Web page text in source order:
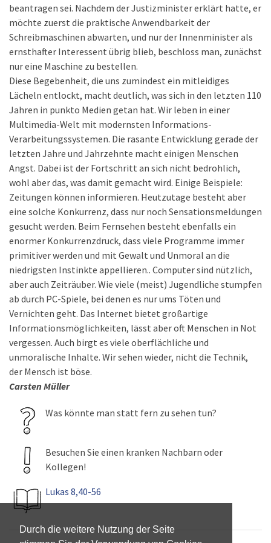
Durch die weitere Nutzung der Seite
beantragen sei. Nachdem der Justizminister erklärt hatte, er
möchte zuerst die praktische Anwendbarkeit der
Schreibmaschinen abwarten, und nur der Innenminister als
ernsthafter Interessent übrig blieb, beschloss man, zunächst
nur eine Maschine zu bestellen.
Diese Begebenheit, die uns zumindest ein mitleidiges
Lächeln entlockt, macht deutlich, was sich in den letzten 110
Jahren in punkto Medien getan hat. Wir leben in einer
Multimedia-Welt mit modernsten Informations-
Verarbeitungssystemen. Die rasante Entwicklung gerade der
letzten Jahre und Jahrzehnte macht einigen Menschen
Angst. Dabei ist der Fortschritt an sich nicht bedrohlich,
wohl aber das, was damit gemacht wird. Einige Beispiele:
Zeitungen können informieren. Heutzutage besteht aber
eine solche Konkurrenz, dass nur noch Sensationsmeldungen
gesucht werden. Beim Fernsehen besteht ebenfalls ein
enormer Konkurrenzdruck, dass viele Programme immer
primitiver werden und mit Gewalt und Unmoral an die
niedrigsten Instinkte appellieren.. Computer sind nützlich,
aber auch Zeiträuber. Wie viele (meist) Jugendliche stumpfen
ab durch PC-Spiele, bei denen es nur ums Töten und
Vernichten geht. Das Internet bietet großartige
Informationsmöglichkeiten, lässt aber oft Menschen in Not
vergessen. Auch birgt es viele oberflächliche und
unmoralische Inhalte. Wir sehen wieder, nicht die Technik,
der Mensch ist böse.
Carsten Müller
Was könnte man statt fern zu sehen tun?
Besuchen Sie einen kranken Nachbarn oder
Kollegen!
Lukas 8,40-56